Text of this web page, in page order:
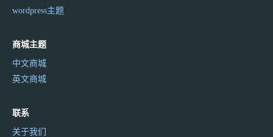
wordpress主题
商城主题
中文商城
英文商城
联系
关于我们